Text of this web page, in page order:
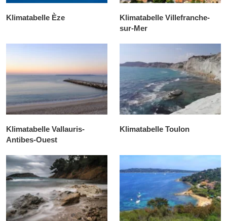
Klimatabelle Èze
Klimatabelle Villefranche-
sur-Mer
Klimatabelle Vallauris-
Antibes-Ouest
Klimatabelle Toulon